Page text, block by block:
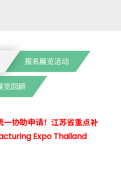
报名展览活动
览回顾
一协助申请！江苏省重点补
Expo Thailand
绍